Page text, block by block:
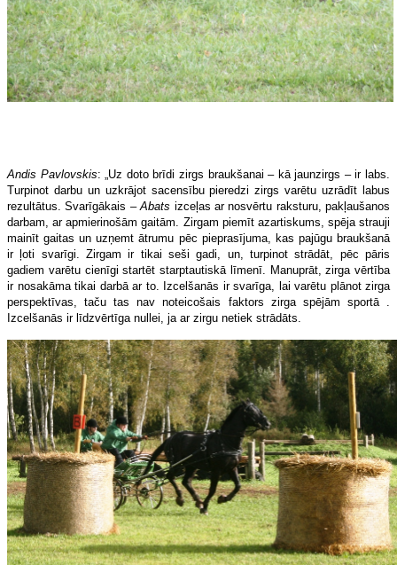
Andis Pavlovskis: „Uz doto brīdi zirgs braukšanai – kā jaunzirgs – ir labs.
Turpinot darbu un uzkrājot sacensību pieredzi zirgs varētu uzrādīt labus
rezultātus. Svarīgākais –Abats izceļas ar nosvērtu raksturu, pakļaušanos
darbam, ar apmierinošām gaitām. Zirgam piemīt azartiskums, spēja strauji
mainīt gaitas un uzņemt ātrumu pēc pieprasījuma, kas pajūgu braukšanā
ir ļoti svarīgi. Zirgam ir tikai seši gadi, un, turpinot strādāt, pēc pāris
gadiem varētu cienīgi startēt starptautiskā līmenī. Manuprāt, zirga vērtība
ir nosakāma tikai darbā ar to. Izcelšanās ir svarīga, lai varētu plānot zirga
perspektīvas, taču tas nav noteicošais faktors zirga spējām sportā .
Izcelšanās ir līdzvērtīga nullei, ja ar zirgu netiek strādāts.